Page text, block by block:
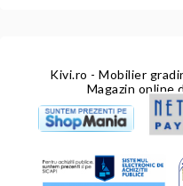
Kivi.ro - Mobilier
Magazin online